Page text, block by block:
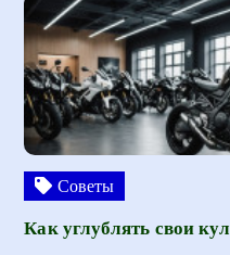
Советы
Как углублять свои